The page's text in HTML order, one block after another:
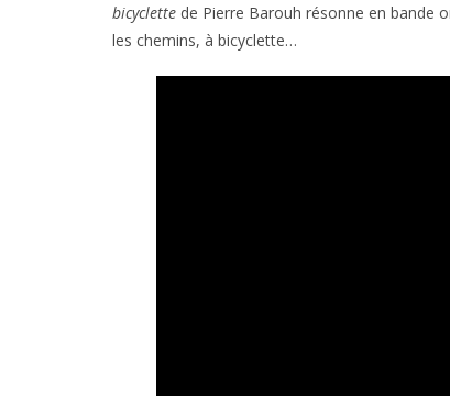
bicyclette de Pierre Barouh résonne en bande
les chemins, à bicyclette…